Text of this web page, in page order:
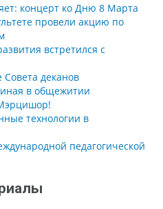
концерт ко Дню 8 Марта
провели акцию по
встретился с
Совета деканов
в общежитии
технологии в
педагогической